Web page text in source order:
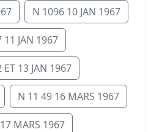
N 1096 10 JAN 1967
11 JAN 1967
13 JAN 1967
N 11 49 16 MARS 1967
MARS 1967